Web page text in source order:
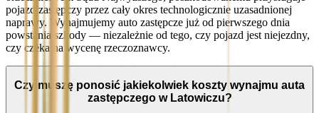
pojazd zastępczy przez cały okres technologicznie uzasadnionej
naprawy. Wynajmujemy auto zastępcze już od pierwszego dnia
powstania szkody — niezależnie od tego, czy pojazd jest niejezdny,
czy czeka na wycenę rzeczoznawcy.
Czy muszę ponosić jakiekolwiek koszty wynajmu auta
zastępczego w Latowiczu?